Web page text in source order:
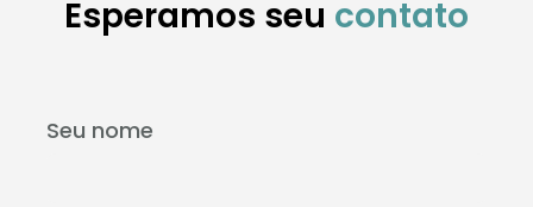
Esperamos seu contato
Seu nome